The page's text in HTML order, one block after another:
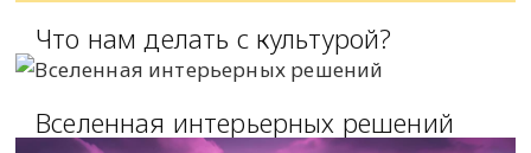
Что нам делать с культурой?
Вселенная интерьерных решений